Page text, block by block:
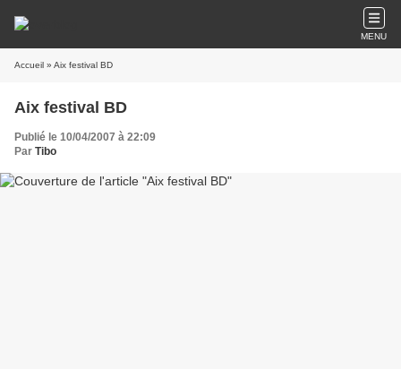
MENU
Accueil » Aix festival BD
Aix festival BD
Publié le 10/04/2007 à 22:09
Par Tibo